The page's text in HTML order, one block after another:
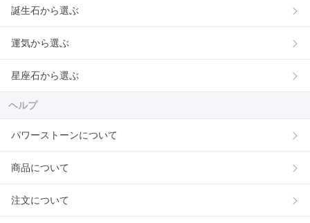
誕生石から選ぶ
運気から選ぶ
星座石から選ぶ
ヘルプ
パワーストーンについて
商品について
注文について